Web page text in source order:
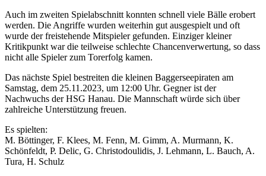
Auch im zweiten Spielabschnitt konnten schnell viele Bälle erobert
werden. Die Angriffe wurden weiterhin gut ausgespielt und oft
wurde der freistehende Mitspieler gefunden. Einziger kleiner
Kritikpunkt war die teilweise schlechte Chancenverwertung, so dass
nicht alle Spieler zum Torerfolg kamen.
Das nächste Spiel bestreiten die kleinen Baggerseepiraten am
Samstag, dem 25.11.2023, um 12:00 Uhr. Gegner ist der
Nachwuchs der HSG Hanau. Die Mannschaft würde sich über
zahlreiche Unterstützung freuen.
Es spielten:
M. Böttinger, F. Klees, M. Fenn, M. Gimm, A. Murmann, K.
Schönfeldt, P. Delic, G. Christodoulidis, J. Lehmann, L. Bauch, A.
Tura, H. Schulz